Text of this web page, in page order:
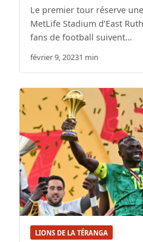
Le premier tour réserve
MetLife Stadium d’East
fans de football suivent…
février 9, 20231 min
LIONS DE LA TÉRANGA